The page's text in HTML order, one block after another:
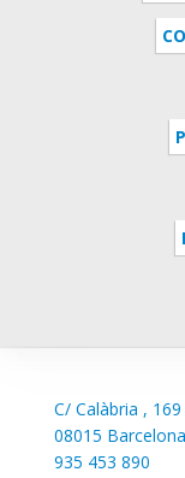
C/ Calàbria , 169
08015 Barcelona
935 453 890